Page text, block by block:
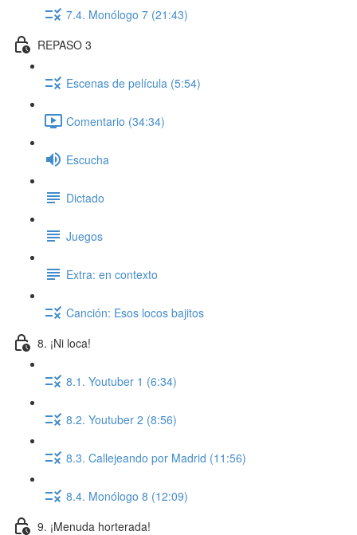
7.4. Monólogo 7 (21:43)
REPASO 3
Escenas de película (5:54)
Comentario (34:34)
Escucha
Dictado
Juegos
Extra: en contexto
Canción: Esos locos bajitos
8. ¡Ni loca!
8.1. Youtuber 1 (6:34)
8.2. Youtuber 2 (8:56)
8.3. Callejeando por Madrid (11:56)
8.4. Monólogo 8 (12:09)
9. ¡Menuda horterada!